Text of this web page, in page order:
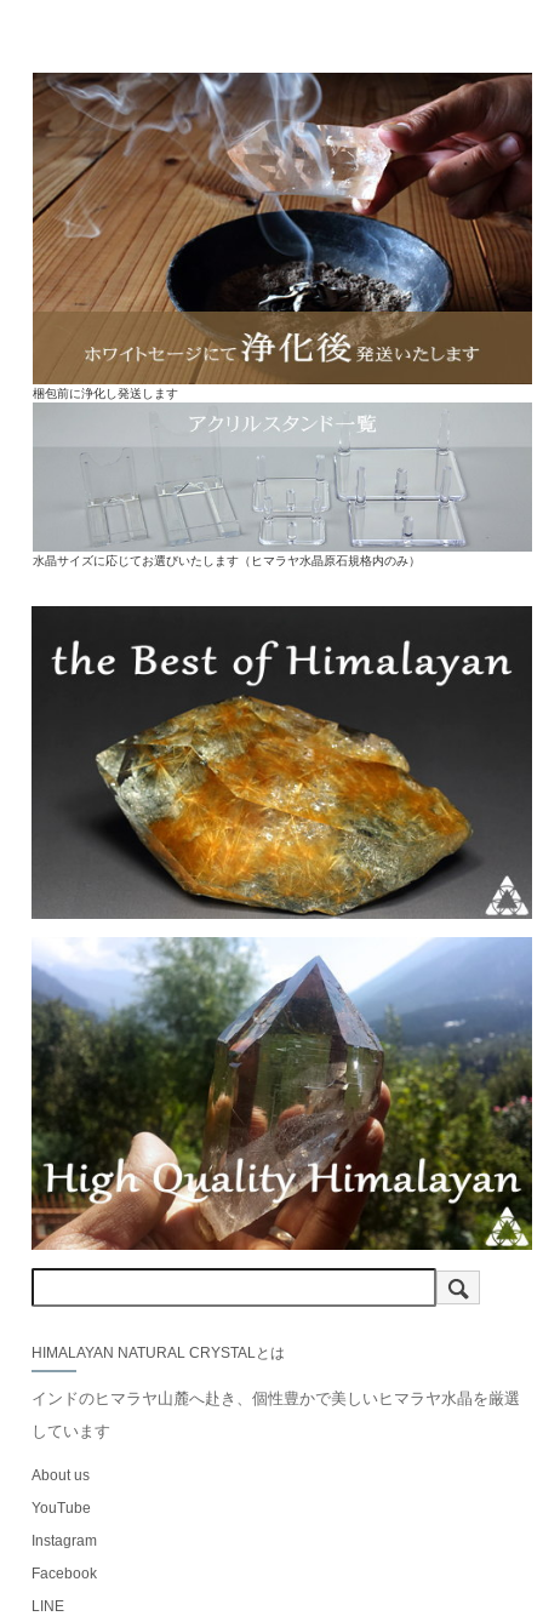
梱包前に浄化し発送します
水晶サイズに応じてお選びいたします（ヒマラヤ水晶原石規格内のみ）
HIMALAYAN NATURAL CRYSTALとは
インドのヒマラヤ山麓へ赴き、個性豊かで美しいヒマラヤ水晶を厳選
しています
About us
YouTube
Instagram
Facebook
LINE